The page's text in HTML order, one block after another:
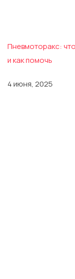
Пневмоторакс:
и как помочь
4 июня, 2025